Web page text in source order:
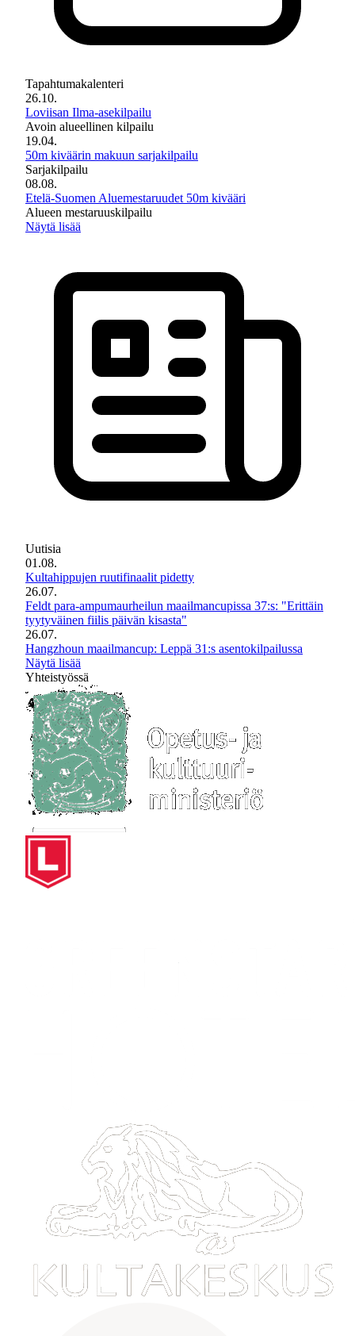
Tapahtumakalenteri
26.10.
Loviisan Ilma-asekilpailu
Avoin alueellinen kilpailu
19.04.
50m kiväärin makuun sarjakilpailu
Sarjakilpailu
08.08.
Etelä-Suomen Aluemestaruudet 50m kivääri
Alueen mestaruuskilpailu
Näytä lisää
Uutisia
01.08.
Kultahippujen ruutifinaalit pidetty
26.07.
Feldt para-ampumaurheilun maailmancupissa 37:s: "Erittäin
tyytyväinen fiilis päivän kisasta"
26.07.
Hangzhoun maailmancup: Leppä 31:s asentokilpailussa
Näytä lisää
Yhteistyössä